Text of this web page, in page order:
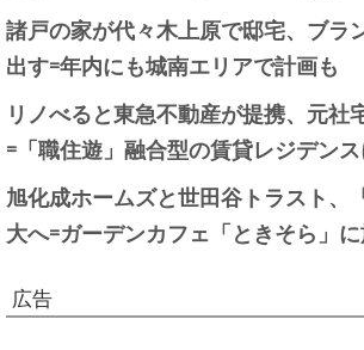
諸戸の家が代々木上原で邸宅、ブラ
出す=年内にも城南エリアで計画も
リノべると東急不動産が提携、元社
=「職住遊」融合型の賃貸レジデン
旭化成ホームズと世田谷トラスト、
大へ=ガーデンカフェ「ときそら」
広告